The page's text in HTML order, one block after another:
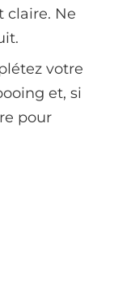
claire. Ne
votre
et, si
pour